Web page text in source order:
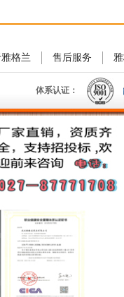
格兰 售后服务
体系认证：